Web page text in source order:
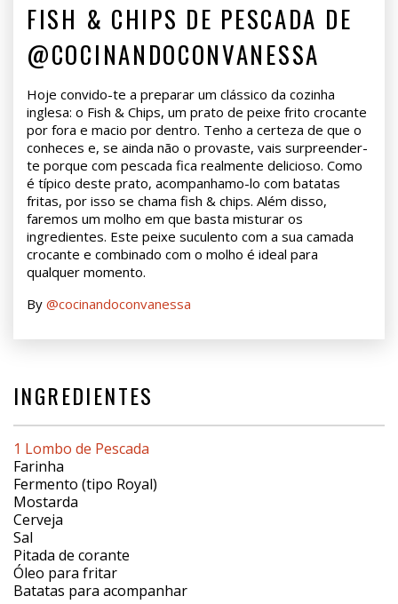
FISH & CHIPS DE PESCADA DE
@COCINANDOCONVANESSA
Hoje convido-te a preparar um clássico da cozinha
inglesa: o Fish & Chips, um prato de peixe frito crocante
por fora e macio por dentro. Tenho a certeza de que o
conheces e, se ainda não o provaste, vais surpreender-
te porque com pescada fica realmente delicioso. Como
é típico deste prato, acompanhamo-lo com batatas
fritas, por isso se chama fish & chips. Além disso,
faremos um molho em que basta misturar os
ingredientes. Este peixe suculento com a sua camada
crocante e combinado com o molho é ideal para
qualquer momento.
By @cocinandoconvanessa
INGREDIENTES
1 Lombo de Pescada
Farinha
Fermento (tipo Royal)
Mostarda
Cerveja
Sal
Pitada de corante
Óleo para fritar
Batatas para acompanhar